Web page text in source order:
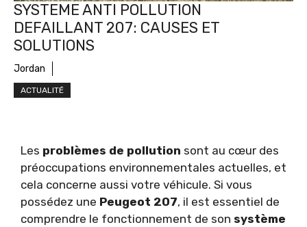
SYSTEME ANTI POLLUTION
DEFAILLANT 207: CAUSES ET
SOLUTIONS
Jordan
ACTUALITÉ
Les problèmes de pollution sont au cœur des
préoccupations environnementales actuelles, et
cela concerne aussi votre véhicule. Si vous
possédez une Peugeot 207, il est essentiel de
comprendre le fonctionnement de son système